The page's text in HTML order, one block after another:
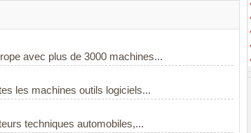
avec plus de 3000 machines...
les machines outils logiciels...
techniques automobiles,...